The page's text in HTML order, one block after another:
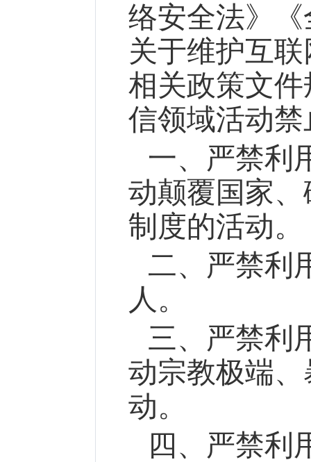
络安全法》
关于维护互
相关政策文
信领域活动
一、严禁利
动颠覆国家
制度的活动。
二、严禁利
人。
三、严禁利
动宗教极端
动。
四、严禁利